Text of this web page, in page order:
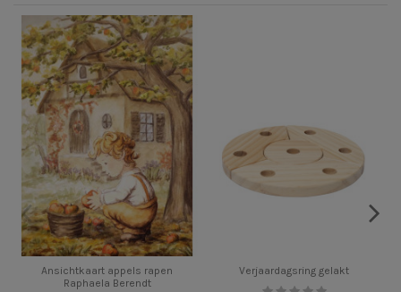
Ansichtkaart appels rapen
Raphaela Berendt
Verjaardagsring gelakt